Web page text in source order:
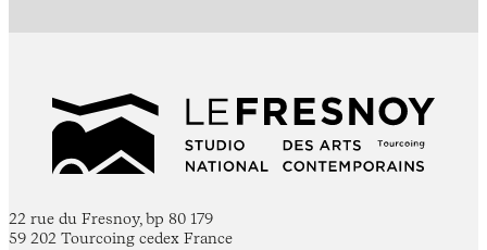
22 rue du Fresnoy, bp 80 179
59 202 Tourcoing cedex France